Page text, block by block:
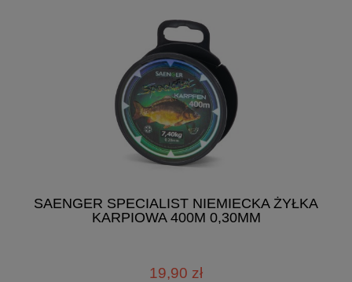
SAENGER SPECIALIST NIEMIECKA ŻYŁKA
KARPIOWA 400M 0,30MM
19,90 zł